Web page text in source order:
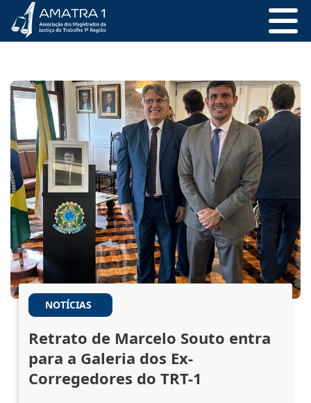
NOTÍCIAS
Retrato de Marcelo Souto entra
para a Galeria dos Ex-
Corregedores do TRT-1